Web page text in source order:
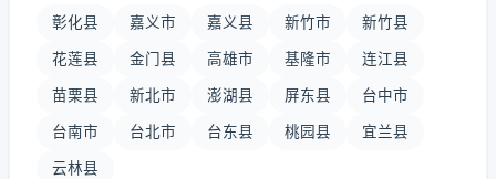
彰化县 嘉义市 嘉义县 新竹市 新竹县
花莲县 金门县 高雄市 基隆市 连江县
苗栗县 新北市 澎湖县 屏东县 台中市
台南市 台北市 台东县 桃园县 宜兰县
云林县